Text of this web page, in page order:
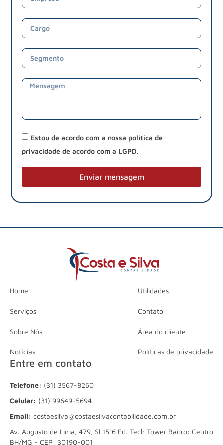
Estou de acordo com a nossa política de
privacidade de acordo com a LGPD.
Enviar mensagem
Home
Serviços
Sobre Nós
Notícias
Utilidades
Contato
Área do cliente
Políticas de privacidade
Entre em contato
Telefone: (31) 3567-8260
Celular: (31) 99649-5694
Email: costaesilva@costaesilvacontabilidade.com.br
Av. Augusto de Lima, 479, Sl 1516 Ed. Tech Tower Bairro: Centro
BH/MG - CEP: 30190-001